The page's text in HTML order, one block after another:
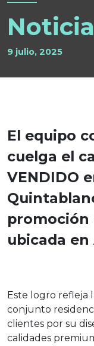
9 julio, 2025
El equipo
cuelga el
VENDIDO
promoción
ubicada
Este logro refleja
conjunto
clientes por su
calidades